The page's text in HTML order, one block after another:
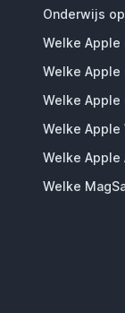
Onderwijs
Welke Apple
Welke Apple
Welke Apple
Welke Apple
Welke Apple
Welke